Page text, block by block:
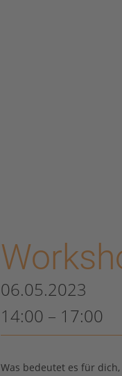
06.05.2023
14:00 – 17:00
Was bedeutet es für